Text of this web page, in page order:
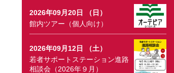
2026年09月20日 （日）
館内ツアー（個人向け）
2026年09月12日 （土）
若者サポートステーション進路
相談会（2026年９月）